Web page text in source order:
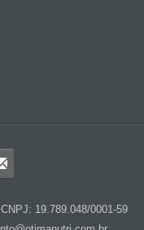
19.789.048/0001-59